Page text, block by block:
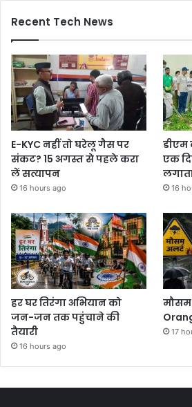
Recent Tech News
E-KYC नहीं तो घरेलू गैस पर
संकट? 15 अगस्त से पहले करा
लें सत्यापन
16 hours ago
डीएम
एक
16
हर घर तिरंगा अभियान को
जन-जन तक पहुंचाने की
तैयारी
16 hours ago
मौसम
17